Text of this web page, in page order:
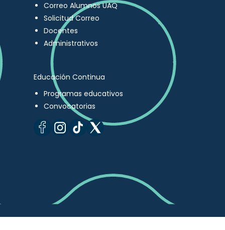
Correo Alumnos UAQ
Solicitud Correo
Docentes
Administrativos
Educación Continua
Programas educativos
Convocatorias